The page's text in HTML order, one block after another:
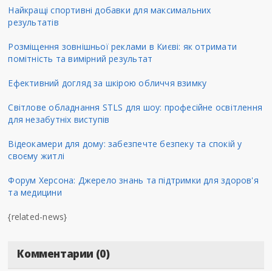
Найкращі спортивні добавки для максимальних
результатів
Розміщення зовнішньої реклами в Києві: як отримати
помітність та вимірний результат
Ефективний догляд за шкірою обличчя взимку
Світлове обладнання STLS для шоу: професійне освітлення
для незабутніх виступів
Відеокамери для дому: забезпечте безпеку та спокій у
своєму житлі
Форум Херсона: Джерело знань та підтримки для здоров'я
та медицини
{related-news}
Комментарии (0)